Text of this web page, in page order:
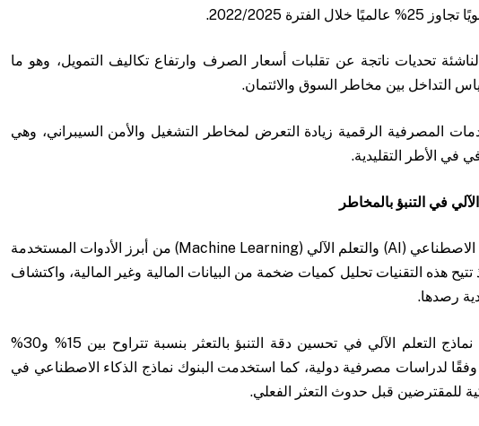
2022/2025.
تحديات ناتجة عن تقلبات أسعار الصرف وارتفاع تكاليف التمويل، وهو ما
التداخل بين مخاطر السوق والائتمان.
المصرفية الرقمية زيادة التعرض لمخاطر التشغيل والأمن السيبراني، وهي
في الأطر التقليدية.
في التنبؤ بالمخاطر
في ضوء هذه التحديات، أصبح الذكاء الاصطناعي (AI) والتعلم الآلي (Machine Learning) من أبرز الأدوات المستخدمة
هذه التقنيات تحليل كميات ضخمة من البيانات المالية وغير المالية، واكتشاف
رصدها.
ساهمت نماذج التعلم الآلي في تحسين دقة التنبؤ بالتعثر بنسبة تتراوح بين 15% و30%
وفقًا لدراسات مصرفية دولية، كما استخدمت البنوك نماذج الذكاء الاصطناعي في
للمقترضين قبل حدوث التعثر الفعلي.